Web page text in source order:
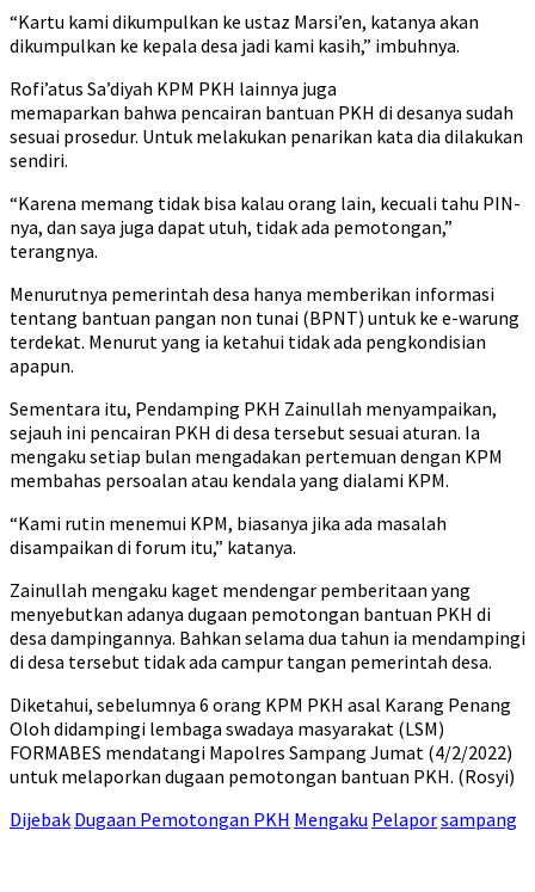
“Kartu kami dikumpulkan ke ustaz Marsi’en, katanya akan
dikumpulkan ke kepala desa jadi kami kasih,” imbuhnya.
Rofi’atus Sa’diyah KPM PKH lainnya juga
memaparkan bahwa pencairan bantuan PKH di desanya sudah
sesuai prosedur. Untuk melakukan penarikan kata dia dilakukan
sendiri.
“Karena memang tidak bisa kalau orang lain, kecuali tahu PIN-
nya, dan saya juga dapat utuh, tidak ada pemotongan,”
terangnya.
Menurutnya pemerintah desa hanya memberikan informasi
tentang bantuan pangan non tunai (BPNT) untuk ke e-warung
terdekat. Menurut yang ia ketahui tidak ada pengkondisian
apapun.
Sementara itu, Pendamping PKH Zainullah menyampaikan,
sejauh ini pencairan PKH di desa tersebut sesuai aturan. Ia
mengaku setiap bulan mengadakan pertemuan dengan KPM
membahas persoalan atau kendala yang dialami KPM.
“Kami rutin menemui KPM, biasanya jika ada masalah
disampaikan di forum itu,” katanya.
Zainullah mengaku kaget mendengar pemberitaan yang
menyebutkan adanya dugaan pemotongan bantuan PKH di
desa dampingannya. Bahkan selama dua tahun ia mendampingi
di desa tersebut tidak ada campur tangan pemerintah desa.
Diketahui, sebelumnya 6 orang KPM PKH asal Karang Penang
Oloh didampingi lembaga swadaya masyarakat (LSM)
FORMABES mendatangi Mapolres Sampang Jumat (4/2/2022)
untuk melaporkan dugaan pemotongan bantuan PKH. (Rosyi)
Dijebak Dugaan Pemotongan PKH Mengaku Pelaporsampang